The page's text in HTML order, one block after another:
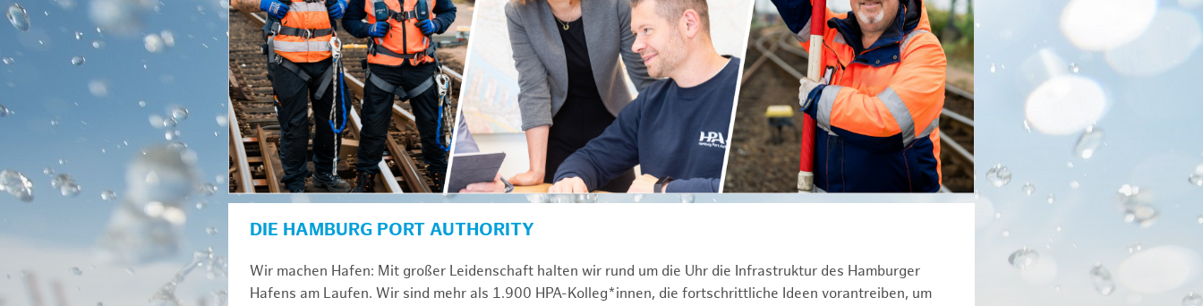
DIE HAMBURG PORT AUTHORITY
Wir machen Hafen: Mit großer Leidenschaft halten wir rund um die Uhr die Infrastruktur des Hamburger
Hafens am Laufen. Wir sind mehr als 1.900 HPA-Kolleg*innen, die fortschrittliche Ideen vorantreiben, um